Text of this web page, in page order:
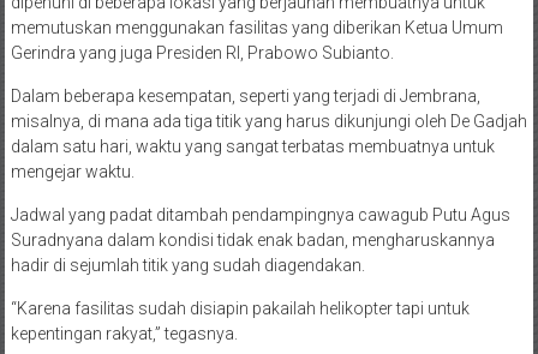
memutuskan menggunakan fasilitas yang diberikan Ketua Umum
Gerindra yang juga Presiden RI, Prabowo Subianto.
Dalam beberapa kesempatan, seperti yang terjadi di Jembrana,
misalnya, di mana ada tiga titik yang harus dikunjungi oleh De Gadjah
dalam satu hari, waktu yang sangat terbatas membuatnya untuk
mengejar waktu.
Jadwal yang padat ditambah pendampingnya cawagub Putu Agus
Suradnyana dalam kondisi tidak enak badan, mengharuskannya
hadir di sejumlah titik yang sudah diagendakan.
“Karena fasilitas sudah disiapin pakailah helikopter tapi untuk
kepentingan rakyat,” tegasnya.